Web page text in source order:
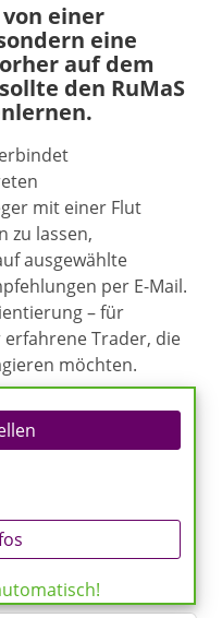
einer
eine
auf dem
den RuMaS
mit einer Flut
zu lassen,
ausgewählte
per E-Mail.
– für
Trader, die
möchten.